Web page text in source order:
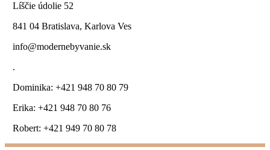
Líščie údolie 52
841 04 Bratislava, Karlova Ves
info@modernebyvanie.sk
.
Dominika: +421 948 70 80 79
Erika: +421 948 70 80 76
Robert: +421 949 70 80 78